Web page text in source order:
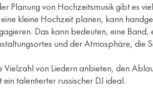
Planung von Hochzeitsmusik gibt es
kleine Hochzeit planen, kann
Das kann bedeuten, eine Band,
und der Atmosphäre, die
Vielzahl von Liedern anbieten, den
talentierter russischer DJ ideal.